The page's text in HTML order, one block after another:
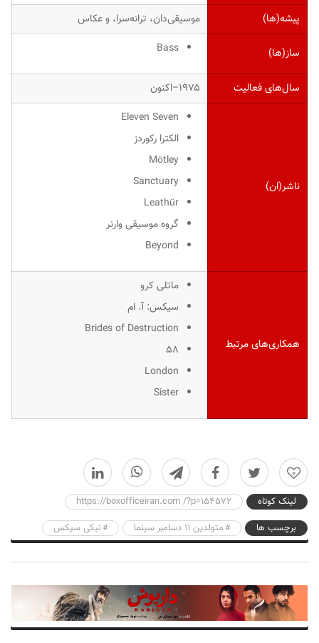
پیشه(ها) موسیقی‌دان، ترانه‌سرا، و عکاس
ساز(ها) Bass
سال‌های فعالیت ۱۹۷۵–اکنون
ناشر(ان)
Eleven Seven
الکترا رکوردز
Mötley
Sanctuary
Leathür
گروه موسیقی وارنر
Beyond
همکاری‌های مرتبط
ماتلی کرو
سیکس: آ. ام
Brides of Destruction
۵۸
London
Sister
0
لینک کوتاه
https://boxofficeiran.com /?p=154572
برچسب ها
متولدین ۱۱ دسامبر سینما نیکی سیکس